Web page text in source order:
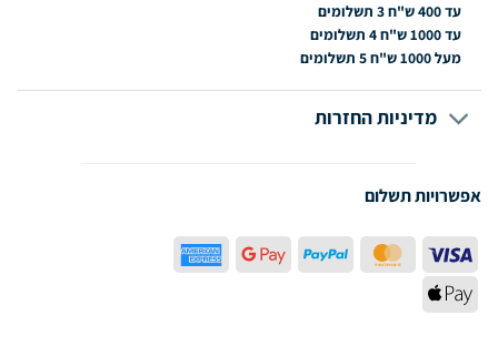
עד 400 ש"ח
3 תשלומים
עד 1000 ש"ח
4 תשלומים
מעל 1000 ש"ח
5 תשלומים
מדיניות החזרות
אפשרויות תשלום
Visa
MasterCard
PayPal
Google
Pay
Express
Apple
Pay